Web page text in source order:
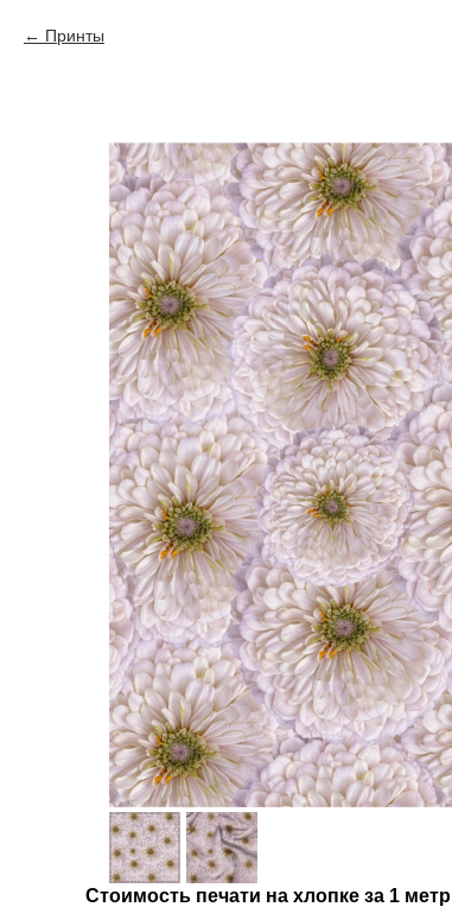
Принты
Стоимость печати на хлопке за 1 метр